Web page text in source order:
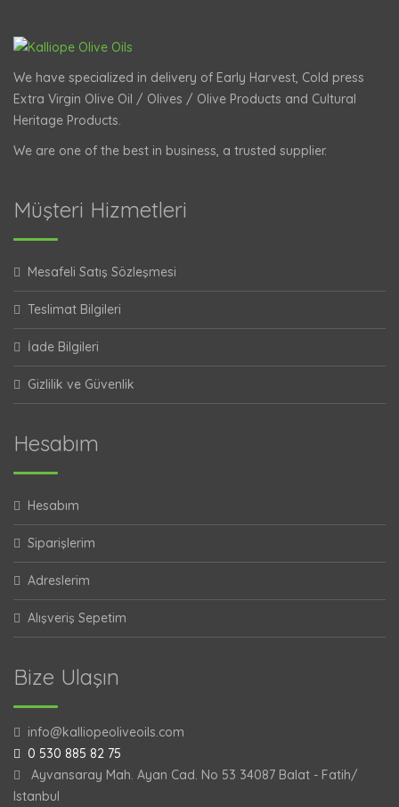
We have specialized in delivery of Early Harvest, Cold press
Extra Virgin Olive Oil / Olives / Olive Products and Cultural
Heritage Products.
We are one of the best in business, a trusted supplier.
Müşteri Hizmetleri
Mesafeli Satış Sözleşmesi
Teslimat Bilgileri
İade Bilgileri
Gizlilik ve Güvenlik
Hesabım
Hesabım
Siparişlerim
Adreslerim
Alışveriş Sepetim
Bize Ulaşın
info@kalliopeoliveoils.com
0 530 885 82 75
Ayvansaray Mah. Ayan Cad. No 53 34087 Balat - Fatih/
Istanbul